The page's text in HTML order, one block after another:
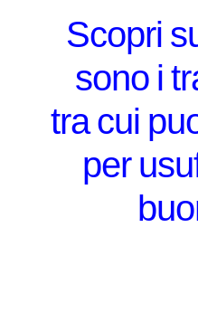
Scopri
sono i
tra cui
per